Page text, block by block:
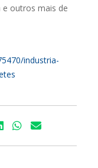
e outros mais de
industria-